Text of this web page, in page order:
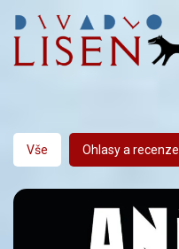
Vše Ohlasy a recenze